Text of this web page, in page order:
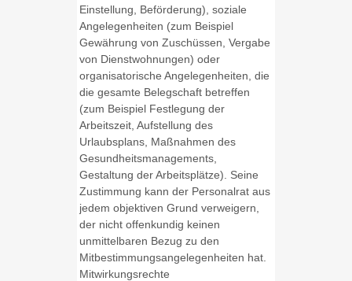
Einstellung, Beförderung), soziale
Angelegenheiten (zum Beispiel
Gewährung von Zuschüssen, Vergabe
von Dienstwohnungen) oder
organisatorische Angelegenheiten, die
die gesamte Belegschaft betreffen
(zum Beispiel Festlegung der
Arbeitszeit, Aufstellung des
Urlaubsplans, Maßnahmen des
Gesundheitsmanagements,
Gestaltung der Arbeitsplätze). Seine
Zustimmung kann der Personalrat aus
jedem objektiven Grund verweigern,
der nicht offenkundig keinen
unmittelbaren Bezug zu den
Mitbestimmungsangelegenheiten hat.
Mitwirkungsrechte